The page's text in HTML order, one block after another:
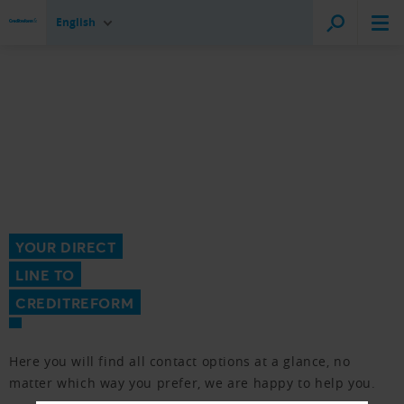
English
YOUR DIRECT
LINE TO
CREDITREFORM
Here you will find all contact options at a glance, no
matter which way you prefer, we are happy to help you.